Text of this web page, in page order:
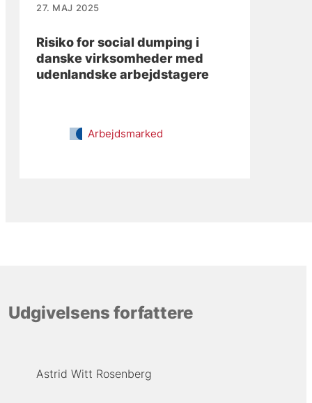
27. MAJ 2025
Risiko for social dumping i
danske virksomheder med
udenlandske arbejdstagere
Arbejdsmarked
Udgivelsens forfattere
Astrid Witt Rosenberg